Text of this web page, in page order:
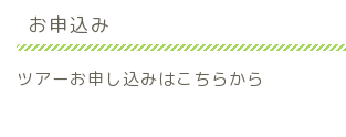
お申込み
ツアーお申し込みはこちらから